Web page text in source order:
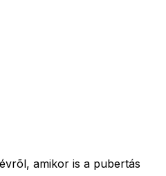
amikor is a pubertás